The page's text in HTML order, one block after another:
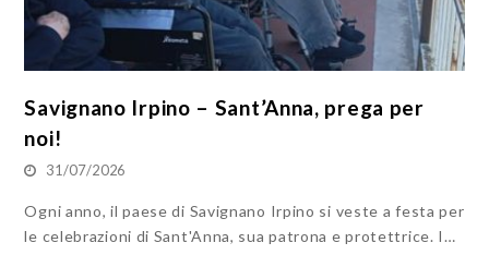
Savignano Irpino – Sant’Anna, prega per
noi!
31/07/2026
Ogni anno, il paese di Savignano Irpino si veste a festa per
le celebrazioni di Sant'Anna, sua patrona e protettrice. I…